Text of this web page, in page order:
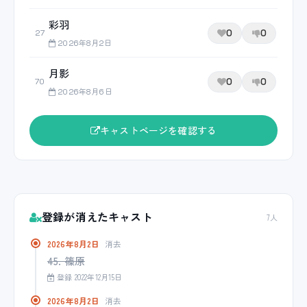
27
彩羽
2026年8月2日
0 0
70
月影
2026年8月6日
0 0
キャストページを確認する
登録が消えたキャスト 7人
2026年8月2日 消去
45. 篠原
登録 2022年12月15日
2026年8月2日 消去